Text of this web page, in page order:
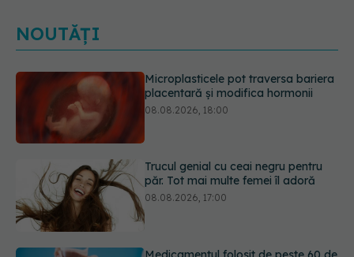
NOUTĂȚI
Trucul genial cu ceai negru pentru
păr. Tot mai multe femei îl adoră
Medicamentul folosit de peste 60 de
ani care acționează într-un loc
neașteptat